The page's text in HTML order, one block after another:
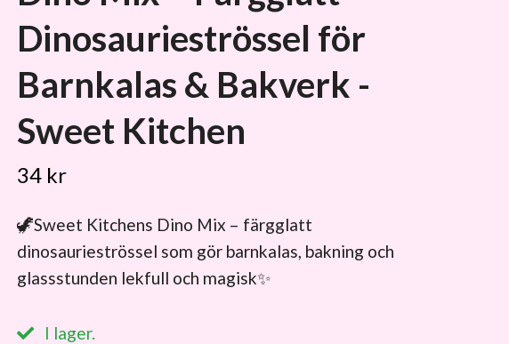
Dinosaurieströssel för
Barnkalas & Bakverk -
Sweet Kitchen
34 kr
🦖Sweet Kitchens Dino Mix – färgglatt
dinosaurieströssel som gör barnkalas, bakning och
glassstunden lekfull och magisk✨
I lager.